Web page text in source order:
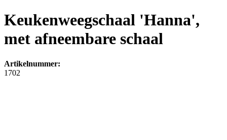
Keukenweegschaal 'Hanna',
met afneembare schaal
Artikelnummer:
1702